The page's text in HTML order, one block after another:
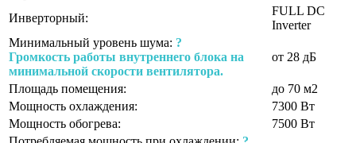
Инверторный:
FULL DC
Inverter
Минимальный уровень шума: ?
Громкость работы внутреннего блока на
минимальной скорости вентилятора.
от 28 дБ
Площадь помещения:
до 70 м2
Мощность охлаждения:
7300 Вт
Мощность обогрева:
7500 Вт